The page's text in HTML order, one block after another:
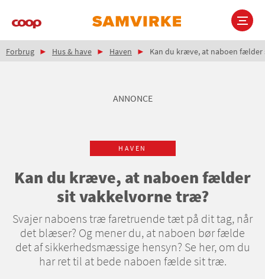
Main
Brødkrumme
Forbrug Hus & have Haven Kan du kræve, at naboen
ANNONCE
HAVEN
Kan du kræve, at naboen fælder
sit vakkelvorne træ?
Svajer naboens træ faretruende tæt på dit tag, når
det blæser? Og mener du, at naboen bør fælde
det af sikkerhedsmæssige hensyn? Se her, om du
har ret til at bede naboen fælde sit træ.